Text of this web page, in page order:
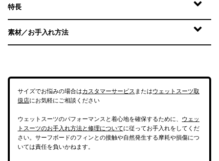
特長
素材／お手入れ方法
サイズでお悩みの場合はカスタマーサービスまたはウェットスーツ取
扱店にお気軽にご相談ください
ウェットスーツのパフォーマンスと着心地を確保するために、 ウェッ
トスーツのお手入れ方法と修理についてに従ってお手入れをしてくだ
さい。サーフボードのフィンとの接触や自然発生する摩耗や損傷につ
いては責任を負いかねます。